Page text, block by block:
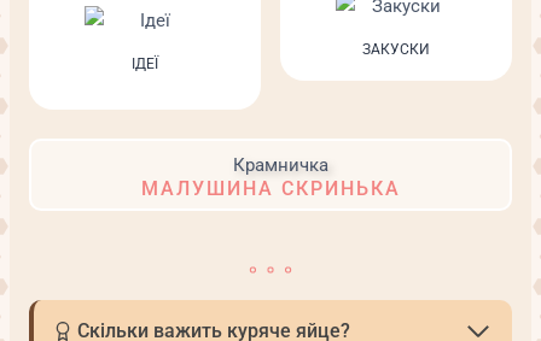
ІДЕЇ
ЗАКУСКИ
МАЛУШИНА СКРИНЬКА
Скільки важить куряче яйце?